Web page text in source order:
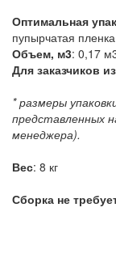
Оптимальная
пупырчатая
Объем, м3: 0,17
Для заказчиков
* размеры
представленных
менеджера).
Вес: 8 кг
Сборка не